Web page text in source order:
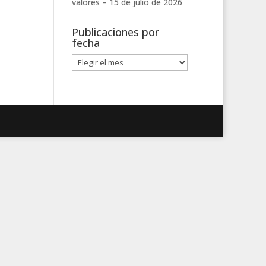
Publicaciones por
fecha
Publicaciones
por